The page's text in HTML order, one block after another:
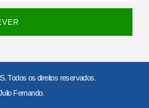
Todos os direitos reservados.
Fernando.